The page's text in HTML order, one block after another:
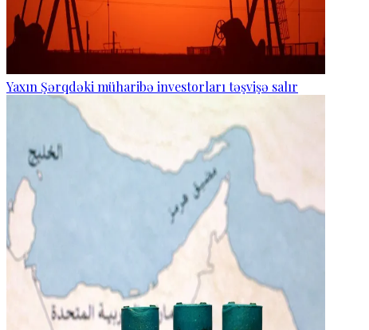
Yaxın Şərqdəki müharibə investorları təşvişə salır